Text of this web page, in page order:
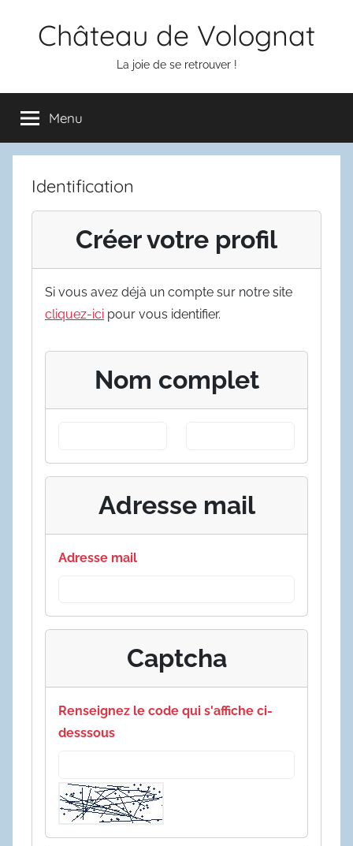
Château de Volognat
La joie de se retrouver !
Menu
Identification
Créer votre profil
Si vous avez déjà un compte sur notre site
cliquez-ici pour vous identifier.
Nom complet
Adresse mail
Adresse mail
Captcha
Renseignez le code qui s'affiche ci-
desssous